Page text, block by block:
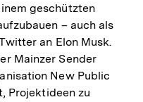
geschützten
– auch als
an Elon Musk.
Mainzer Sender
New Public
Projektideen zu